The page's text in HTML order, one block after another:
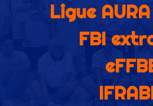
Ligue
FBI